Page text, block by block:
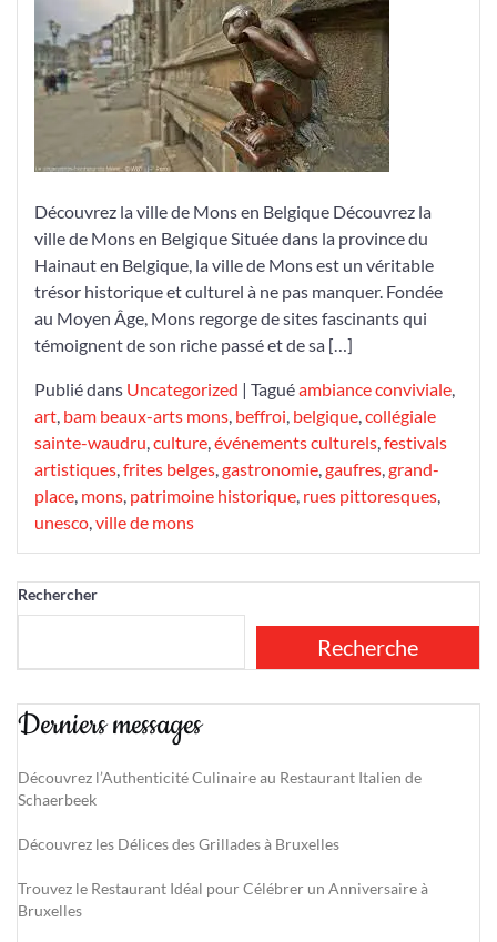
Trésors
de
Mons:
Histoire,
Culture
et
Découvrez la ville de Mons en Belgique Découvrez la
ville de Mons en Belgique Située dans la province du
Hainaut en Belgique, la ville de Mons est un véritable
trésor historique et culturel à ne pas manquer. Fondée
au Moyen Âge, Mons regorge de sites fascinants qui
témoignent de son riche passé et de sa […]
Publié dans Uncategorized | Taguéambiance conviviale,
art, bam beaux-arts mons, beffroi, belgique,collégiale
sainte-waudru,culture,événements culturels,festivals
artistiques,frites belges,gastronomie,gaufres,grand-
place, mons, patrimoine historique, rues pittoresques,
unesco,ville de mons
Rechercher
Recherche
Derniers messages
Découvrez l’Authenticité Culinaire au Restaurant Italien de
Schaerbeek
Découvrez les Délices des Grillades à Bruxelles
Trouvez le Restaurant Idéal pour Célébrer un Anniversaire à
Bruxelles